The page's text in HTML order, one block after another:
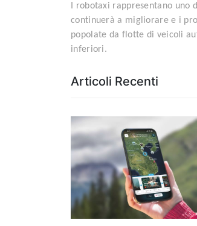
I robotaxi rappresentano
continuerà a migliorare e i
popolate da flotte di veicoli
inferiori.
Articoli Recenti